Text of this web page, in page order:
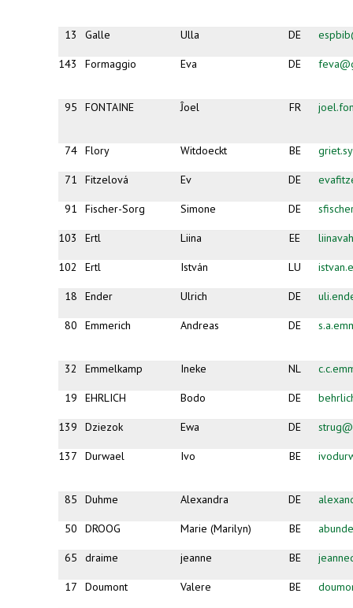
13 Galle Ulla DE
143 Formaggio Eva DE
95 FONTAINE Ĵoel FR
74 Flory Witdoeckt BE
71 Fitzelová Ev DE
91 Fischer-Sorg Simone DE
103 Ertl Liina EE
102 Ertl István LU
18 Ender Ulrich DE
80 Emmerich Andreas DE
32 Emmelkamp Ineke NL
19 EHRLICH Bodo DE
139 Dziezok Ewa DE
137 Durwael Ivo BE
85 Duhme Alexandra DE
50 DROOG Marie (Marilyn) BE
65 draime jeanne BE
17 Doumont Valere BE